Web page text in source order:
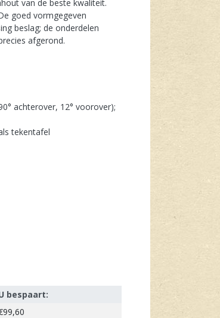
van de beste kwaliteit.
goed vormgegeven
beslag; de onderdelen
afgerond.
achterover, 12° voorover);
tekentafel
bespaart: